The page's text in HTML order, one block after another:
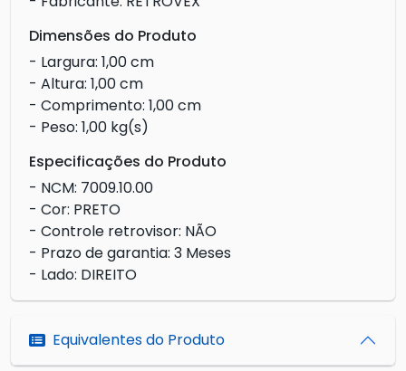
Dimensões do Produto
- Largura: 1,00 cm
- Altura: 1,00 cm
- Comprimento: 1,00 cm
- Peso: 1,00 kg(s)
Especificações do Produto
- NCM: 7009.10.00
- Cor: PRETO
- Controle retrovisor: NÃO
- Prazo de garantia: 3 Meses
- Lado: DIREITO
Equivalentes do Produto